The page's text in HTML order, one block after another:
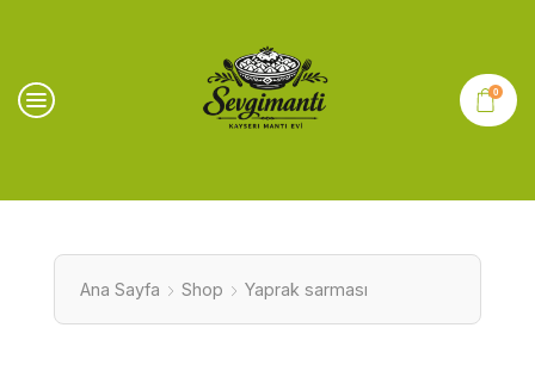
0
Ana Sayfa Shop Yaprak sarması